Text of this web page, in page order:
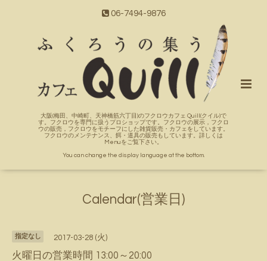
06-7494-9876
大阪(梅田、中崎町、天神橋筋六丁目)のフクロウカフェ Quill(クイル)で
す。フクロウを専門に扱うプロショップです。フクロウの展示，フクロ
ウの販売，フクロウをモチーフにした雑貨販売・カフェをしています。
フクロウのメンテナンス、餌・道具の販売もしています。詳しくは
Menuをご覧下さい。
You can change the display language at the bottom.
Calendar(営業日)
指定なし 2017-03-28 (火)
火曜日の営業時間 13:00～20:00